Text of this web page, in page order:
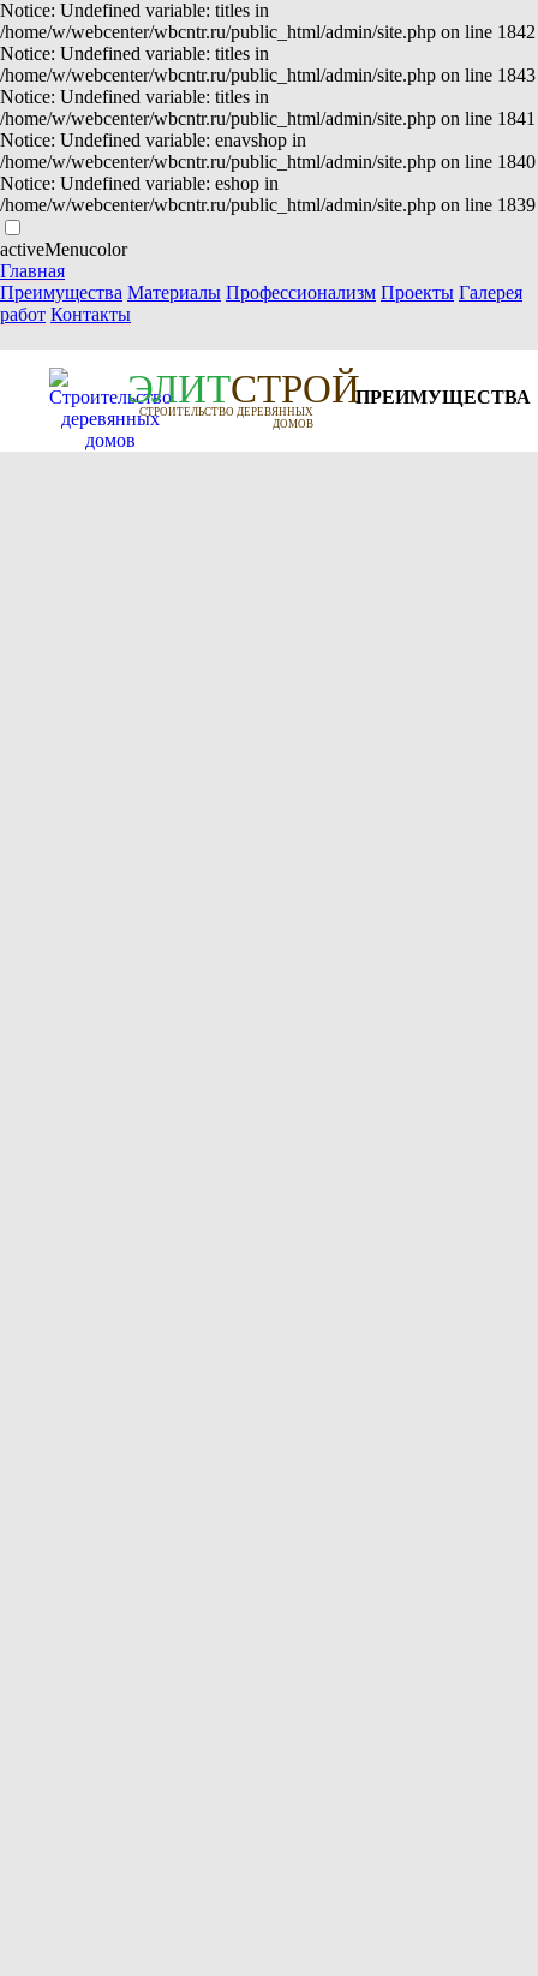
Notice: Undefined variable: titles in
/home/w/webcenter/wbcntr.ru/public_html/admin/site.php on line 1842
Notice: Undefined variable: titles in
/home/w/webcenter/wbcntr.ru/public_html/admin/site.php on line 1843
Notice: Undefined variable: titles in
/home/w/webcenter/wbcntr.ru/public_html/admin/site.php on line 1841
Notice: Undefined variable: enavshop in
/home/w/webcenter/wbcntr.ru/public_html/admin/site.php on line 1840
Notice: Undefined variable: eshop in
/home/w/webcenter/wbcntr.ru/public_html/admin/site.php on line 1839
activeMenucolor
Главная
Преимущества Материалы Профессионализм Проекты Галерея
работ Контакты
ЭЛИТСТРОЙ
СТРОИТЕЛЬСТВО ДЕРЕВЯННЫХ
ДОМОВ
ПРЕИМУЩЕСТВА